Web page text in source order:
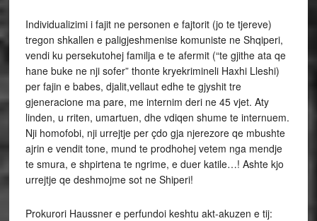
Individualizimi i fajit ne personen e fajtorit (jo te tjereve)
tregon shkallen e paligjeshmenise komuniste ne Shqiperi,
vendi ku persekutohej familja e te afermit (“te gjithe ata qe
hane buke ne nji sofer” thonte kryekrimineli Haxhi Lleshi)
per fajin e babes, djalit,vellaut edhe te gjyshit tre
gjeneracione ma pare, me internim deri ne 45 vjet. Aty
linden, u rriten, umartuen, dhe vdiqen shume te internuem.
Nji homofobi, nji urrejtje per çdo gja njerezore qe mbushte
ajrin e vendit tone, mund te prodhohej vetem nga mendje
te smura, e shpirtena te ngrime, e duer katile…! Ashte kjo
urrejtje qe deshmojme sot ne Shiperi!
Prokurori Haussner e perfundoi keshtu akt-akuzen e tij: